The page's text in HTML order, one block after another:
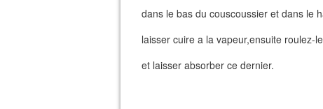
dans le bas du couscoussier et dans le
laisser cuire a la vapeur,ensuite roulez-
et laisser absorber ce dernier.